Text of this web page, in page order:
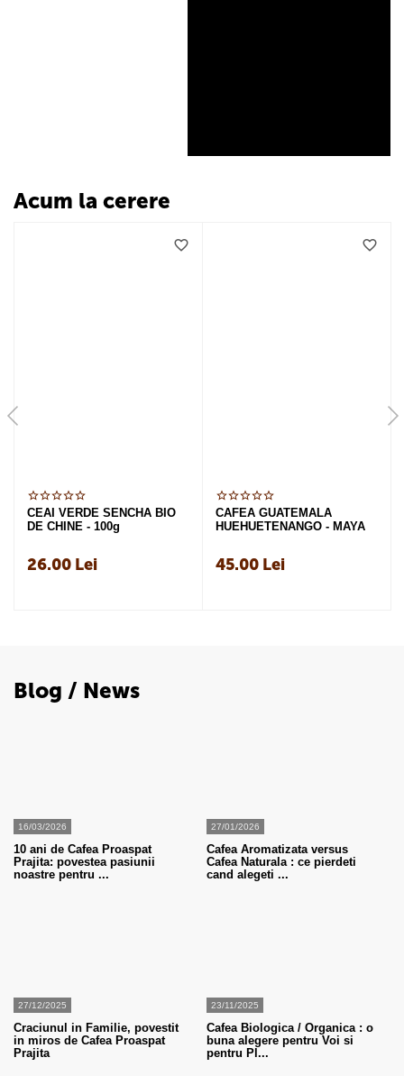
Acum la cerere
CEAI VERDE SENCHA BIO
DE CHINE - 100g
26.00 Lei
CAFEA GUATEMALA
HUEHUETENANGO - MAYA
45.00 Lei
Blog / News
16/03/2026
10 ani de Cafea Proaspat
Prajita: povestea pasiunii
noastre pentru ...
27/01/2026
Cafea Aromatizata versus
Cafea Naturala : ce pierdeti
cand alegeti ...
27/12/2025
Craciunul in Familie, povestit
in miros de Cafea Proaspat
Prajita
23/11/2025
Cafea Biologica / Organica : o
buna alegere pentru Voi si
pentru Pl...